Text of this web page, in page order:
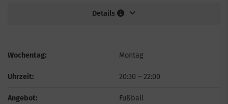
Details
Wochentag: Montag
Uhrzeit: 20:30 – 22:00
Angebot: Fußball